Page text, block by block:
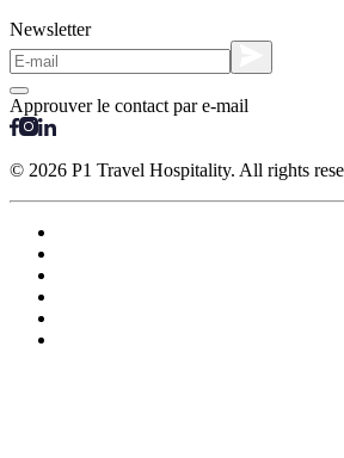
Newsletter
Approuver le contact par e-mail
© 2026 P1 Travel Hospitality. All rights